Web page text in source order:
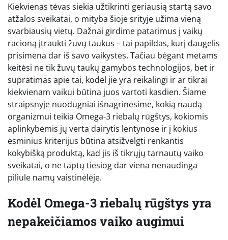
Kiekvienas tėvas siekia užtikrinti geriausią startą savo
atžalos sveikatai, o mityba šioje srityje užima vieną
svarbiausių vietų. Dažnai girdime patarimus į vaikų
racioną įtraukti žuvų taukus – tai papildas, kurį daugelis
prisimena dar iš savo vaikystės. Tačiau bėgant metams
keitėsi ne tik žuvų taukų gamybos technologijos, bet ir
supratimas apie tai, kodėl jie yra reikalingi ir ar tikrai
kiekvienam vaikui būtina juos vartoti kasdien. Šiame
straipsnyje nuodugniai išnagrinėsime, kokią naudą
organizmui teikia Omega-3 riebalų rūgštys, kokiomis
aplinkybėmis jų verta dairytis lentynose ir į kokius
esminius kriterijus būtina atsižvelgti renkantis
kokybišką produktą, kad jis iš tikrųjų tarnautų vaiko
sveikatai, o ne taptų tiesiog dar viena nenaudinga
piliule namų vaistinėlėje.
Kodėl Omega-3 riebalų rūgštys yra
nepakeičiamos vaiko augimui